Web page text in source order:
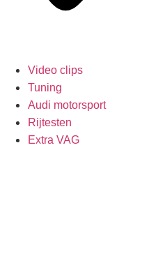
Video clips
Tuning
Audi motorsport
Rijtesten
Extra VAG